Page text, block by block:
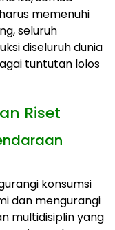
memenuhi
seluruh
diseluruh dunia
tuntutan lolos
Riset
konsumsi
dan mengurangi
multidisiplin yang